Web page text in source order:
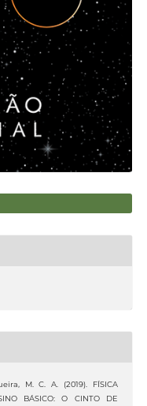
M. C. A. (2019). FÍSICA
BÁSICO: O CINTO DE